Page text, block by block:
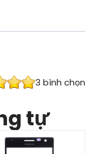
3 bình chọn
tự